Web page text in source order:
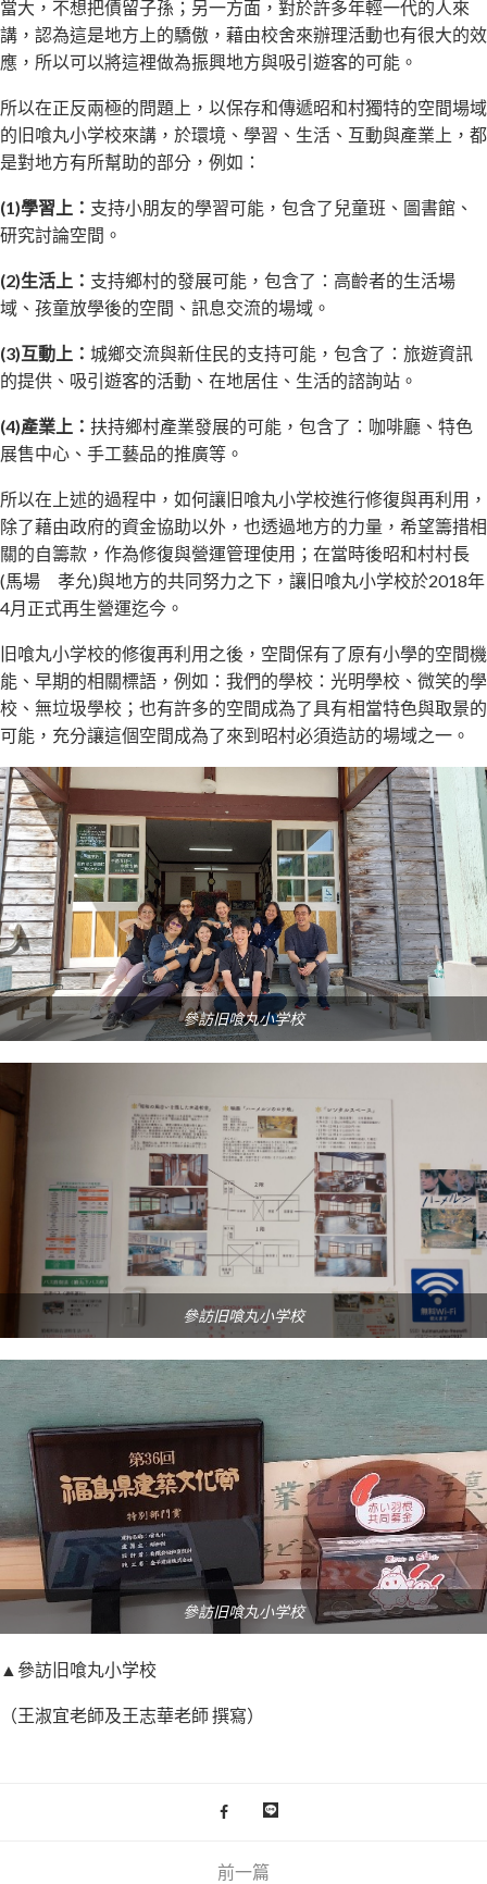
當大，不想把債留子孫；另一方面，對於許多年輕一代的人來
講，認為這是地方上的驕傲，藉由校舍來辦理活動也有很大的效
應，所以可以將這裡做為振興地方與吸引遊客的可能。
所以在正反兩極的問題上，以保存和傳遞昭和村獨特的空間場域
的旧喰丸小学校來講，於環境、學習、生活、互動與產業上，都
是對地方有所幫助的部分，例如：
(1)學習上： 支持小朋友的學習可能，包含了兒童班、圖書館、
研究討論空間。
(2)生活上： 支持鄉村的發展可能，包含了：高齡者的生活場
域、孩童放學後的空間、訊息交流的場域。
(3)互動上： 城鄉交流與新住民的支持可能，包含了：旅遊資訊
的提供、吸引遊客的活動、在地居住、生活的諮詢站。
(4)產業上： 扶持鄉村產業發展的可能，包含了：咖啡廳、特色
展售中心、手工藝品的推廣等。
所以在上述的過程中，如何讓旧喰丸小学校進行修復與再利用，
除了藉由政府的資金協助以外，也透過地方的力量，希望籌措相
關的自籌款，作為修復與營運管理使用；在當時後昭和村村長
(馬場 孝允)與地方的共同努力之下，讓旧喰丸小学校於2018年
4月正式再生營運迄今。
旧喰丸小学校的修復再利用之後，空間保有了原有小學的空間機
能、早期的相關標語，例如：我們的學校：光明學校、微笑的學
校、無垃圾學校；也有許多的空間成為了具有相當特色與取景的
可能，充分讓這個空間成為了來到昭村必須造訪的場域之一。
參訪旧喰丸小学校
參訪旧喰丸小学校
參訪旧喰丸小学校
▲參訪旧喰丸小学校
（王淑宜老師及王志華老師 撰寫）
前一篇